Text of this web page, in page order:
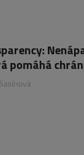
pomáhá